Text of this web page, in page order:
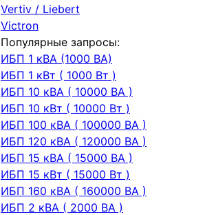
Vertiv / Liebert
Victron
Популярные запросы:
ИБП 1 кВА (1000 ВА)
ИБП 1 кВт ( 1000 Вт )
ИБП 10 кВА ( 10000 ВА )
ИБП 10 кВт ( 10000 Вт )
ИБП 100 кВА ( 100000 ВА )
ИБП 120 кВА ( 120000 ВА )
ИБП 15 кВА ( 15000 ВА )
ИБП 15 кВт ( 15000 Вт )
ИБП 160 кВА ( 160000 ВА )
ИБП 2 кВА ( 2000 ВА )